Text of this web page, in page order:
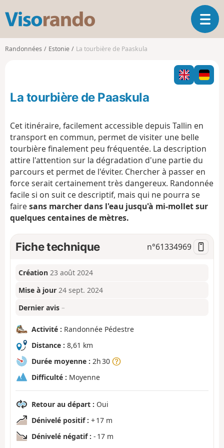
s
o
o
O
u
i
r
l
g
t
i
n
Randonnées Estonie La tourbière de Paaskula
La tourbière de Paaskula
Cet itinéraire, facilement accessible depuis Tallin en
transport en commun, permet de visiter une belle
tourbière finalement peu fréquentée. La description
attire l'attention sur la dégradation d'une partie du
parcours et permet de l'éviter. Chercher à passer en
force serait certainement très dangereux. Randonnée
facile si on suit ce descriptif, mais qui ne pourra se
faire sans marcher dans l'eau jusqu'à mi-mollet sur
quelques centaines de mètres.
Fiche technique n°61334969
Création 23 août 2024
Mise à jour 24 sept. 2024
Dernier avis –
Activité : Randonnée Pédestre
Distance : 8,61 km
Durée moyenne : 2h 30
Difficulté : Moyenne
Retour au départ : Oui
Dénivelé positif : + 17 m
Dénivelé négatif : - 17 m